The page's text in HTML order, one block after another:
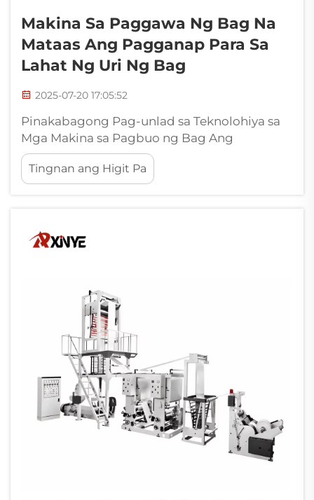
Makina Sa Paggawa Ng Bag Na
Mataas Ang Pagganap Para Sa
Lahat Ng Uri Ng Bag
2025-07-20 17:05:52
Pinakabagong Pag-unlad sa Teknolohiya sa
Mga Makina sa Pagbuo ng Bag Ang
modernong makina sa pagbuo ng bag ay
naglalaman ng mga teknolohiyang Industry
4.0, na nagpapalit ng produksiyon sa mga
mga modular na sistema na
Tingnan ang Higit Pa